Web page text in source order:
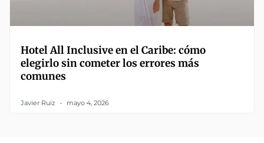
Hotel All Inclusive en el Caribe: cómo
elegirlo sin cometer los errores más
comunes
Javier Ruiz mayo 4, 2026